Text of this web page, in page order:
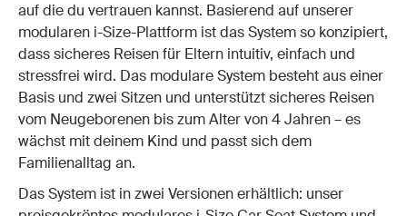
auf die du vertrauen kannst. Basierend auf unserer
modularen i-Size-Plattform ist das System so konzipiert,
dass sicheres Reisen für Eltern intuitiv, einfach und
stressfrei wird. Das modulare System besteht aus einer
Basis und zwei Sitzen und unterstützt sicheres Reisen
vom Neugeborenen bis zum Alter von 4 Jahren – es
wächst mit deinem Kind und passt sich dem
Familienalltag an.
Das System ist in zwei Versionen erhältlich: unser